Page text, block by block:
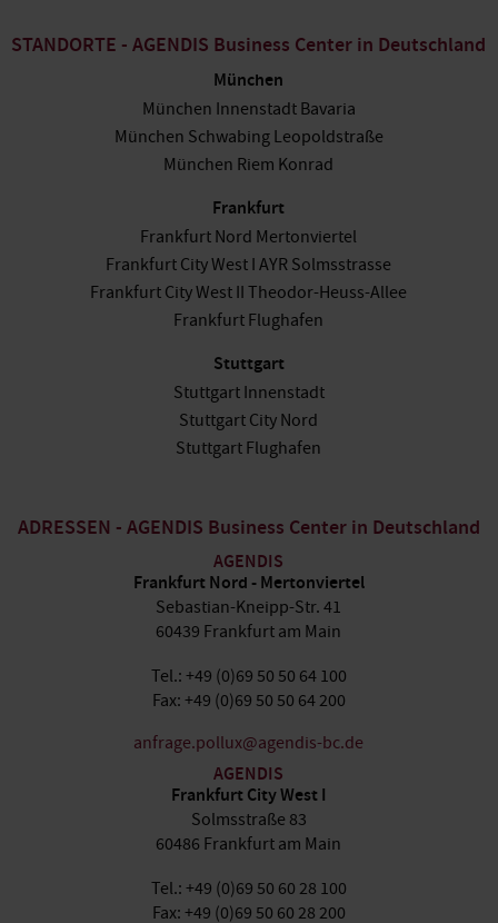
STANDORTE - AGENDIS Business Center in Deutschland
München
München Innenstadt Bavaria
München Schwabing Leopoldstraße
München Riem Konrad
Frankfurt
Frankfurt Nord Mertonviertel
Frankfurt City West I AYR Solmsstrasse
Frankfurt City West II Theodor-Heuss-Allee
Frankfurt Flughafen
Stuttgart
Stuttgart Innenstadt
Stuttgart City Nord
Stuttgart Flughafen
ADRESSEN - AGENDIS Business Center in Deutschland
AGENDIS
Frankfurt Nord - Mertonviertel
Sebastian-Kneipp-Str. 41
60439 Frankfurt am Main
Tel.: +49 (0)69 50 50 64 100
Fax: +49 (0)69 50 50 64 200
anfrage.pollux@agendis-bc.de
AGENDIS
Frankfurt City West I
Solmsstraße 83
60486 Frankfurt am Main
Tel.: +49 (0)69 50 60 28 100
Fax: +49 (0)69 50 60 28 200